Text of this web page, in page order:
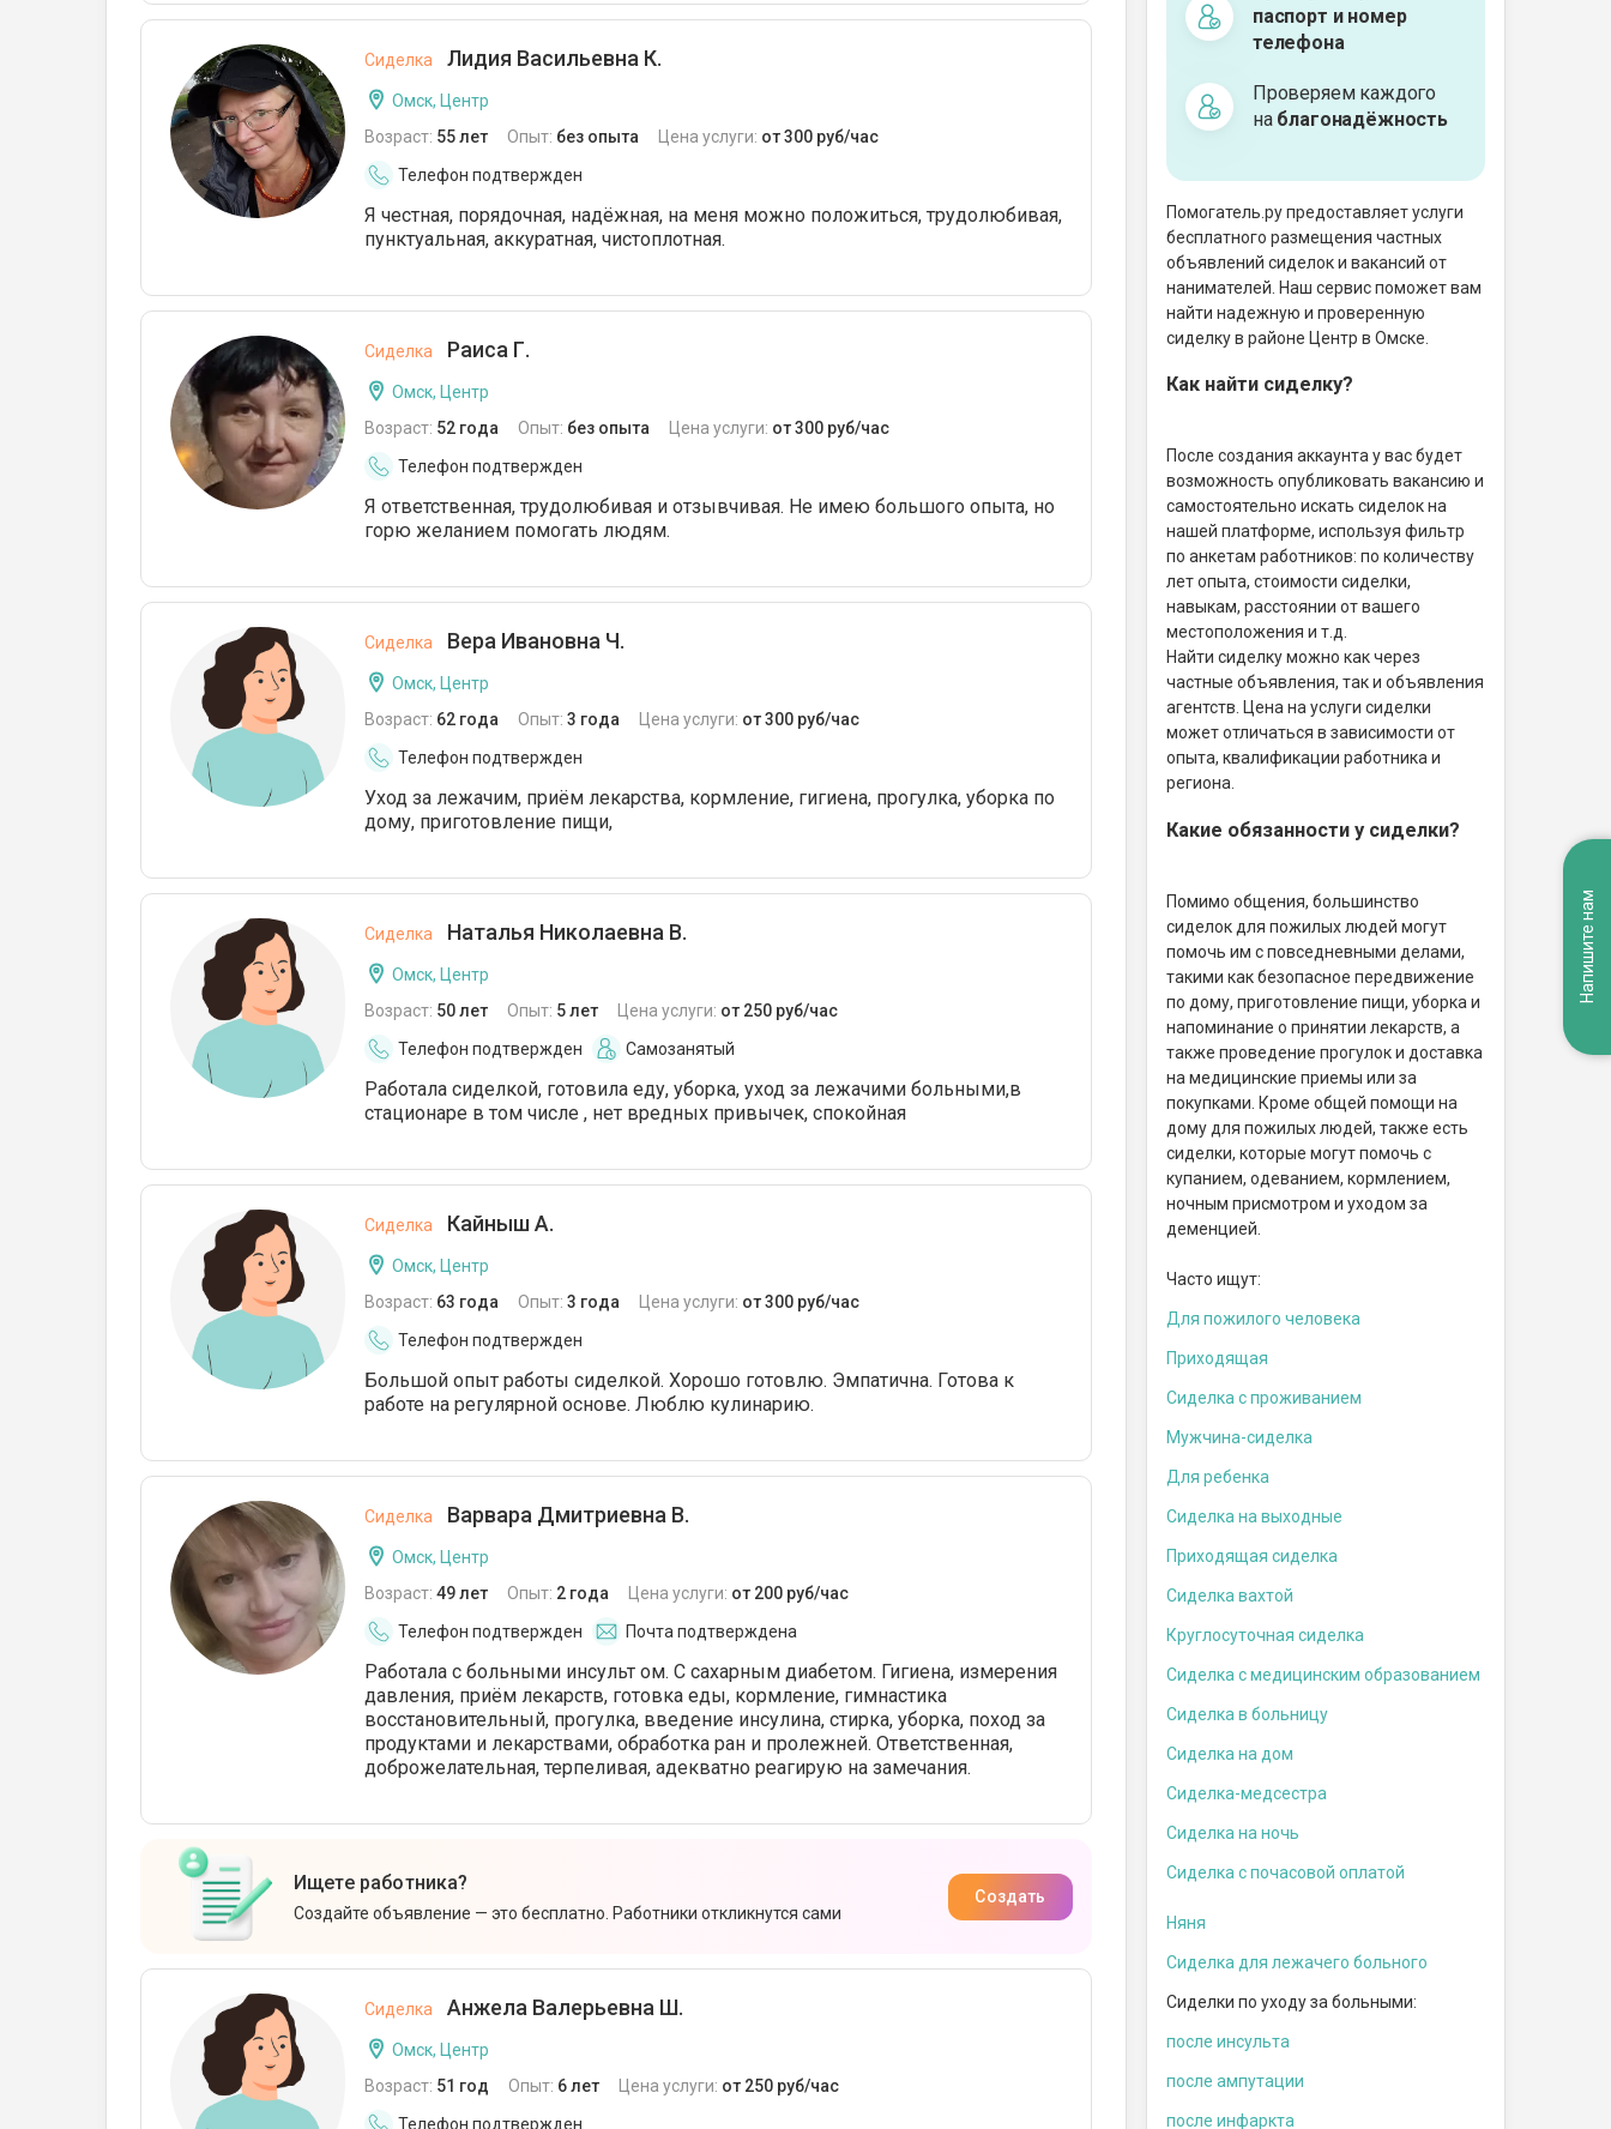
Сиделка Лидия Васильевна К.
Омск, Центр
Возраст: 55 лет Опыт: без опыта Цена услуги: от 300 руб/час
Телефон подтвержден
Я честная, порядочная, надёжная, на меня можно положиться, трудолюбивая,
пунктуальная, аккуратная, чистоплотная.
Сиделка Раиса Г.
Омск, Центр
Возраст: 52 года Опыт: без опыта Цена услуги: от 300 руб/час
Телефон подтвержден
Я ответственная, трудолюбивая и отзывчивая. Не имею большого опыта, но
горю желанием помогать людям.
Сиделка Вера Ивановна Ч.
Омск, Центр
Возраст: 62 года Опыт: 3 года Цена услуги: от 300 руб/час
Телефон подтвержден
Уход за лежачим, приём лекарства, кормление, гигиена, прогулка, уборка по
дому, приготовление пищи,
Сиделка Наталья Николаевна В.
Омск, Центр
Возраст: 50 лет Опыт: 5 лет Цена услуги: от 250 руб/час
Телефон подтвержден
Самозанятый
Работала сиделкой, готовила еду, уборка, уход за лежачими больными,в
стационаре в том числе , нет вредных привычек, спокойная
Сиделка Кайныш А.
Омск, Центр
Возраст: 63 года Опыт: 3 года Цена услуги: от 300 руб/час
Телефон подтвержден
Большой опыт работы сиделкой. Хорошо готовлю. Эмпатична. Готова к
работе на регулярной основе. Люблю кулинарию.
Сиделка Варвара Дмитриевна В.
Омск, Центр
Возраст: 49 лет Опыт: 2 года Цена услуги: от 200 руб/час
Телефон подтвержден
Почта подтверждена
Работала с больными инсульт ом. С сахарным диабетом. Гигиена, измерения
давления, приём лекарств, готовка еды, кормление, гимнастика
восстановительный, прогулка, введение инсулина, стирка, уборка, поход за
продуктами и лекарствами, обработка ран и пролежней. Ответственная,
доброжелательная, терпеливая, адекватно реагирую на замечания.
Ищете работника?
Создайте объявление — это бесплатно. Работники откликнутся сами
Создать
Сиделка Анжела Валерьевна Ш.
Омск, Центр
Возраст: 51 год Опыт: 6 лет Цена услуги: от 250 руб/час
Телефон подтвержден
паспорт и номер
телефона
Проверяем каждого
на благонадёжность
Помогатель.ру предоставляет услуги
бесплатного размещения частных
объявлений сиделок и вакансий от
нанимателей. Наш сервис поможет вам
найти надежную и проверенную
сиделку в районе Центр в Омске.
Как найти сиделку?
После создания аккаунта у вас будет
возможность опубликовать вакансию и
самостоятельно искать сиделок на
нашей платформе, используя фильтр
по анкетам работников: по количеству
лет опыта, стоимости сиделки,
навыкам, расстоянии от вашего
местоположения и т.д.
Найти сиделку можно как через
частные объявления, так и объявления
агентств. Цена на услуги сиделки
может отличаться в зависимости от
опыта, квалификации работника и
региона.
Какие обязанности у сиделки?
Помимо общения, большинство
сиделок для пожилых людей могут
помочь им с повседневными делами,
такими как безопасное передвижение
по дому, приготовление пищи, уборка и
напоминание о принятии лекарств, а
также проведение прогулок и доставка
на медицинские приемы или за
покупками. Кроме общей помощи на
дому для пожилых людей, также есть
сиделки, которые могут помочь с
купанием, одеванием, кормлением,
ночным присмотром и уходом за
деменцией.
Часто ищут:
Для пожилого человека
Приходящая
Сиделка с проживанием
Мужчина-сиделка
Для ребенка
Сиделка на выходные
Приходящая сиделка
Сиделка вахтой
Круглосуточная сиделка
Сиделка с медицинским образованием
Сиделка в больницу
Сиделка на дом
Сиделка-медсестра
Сиделка на ночь
Сиделка с почасовой оплатой
Няня
Сиделка для лежачего больного
Сиделки по уходу за больными:
после инсульта
после ампутации
после инфаркта
Напишите нам